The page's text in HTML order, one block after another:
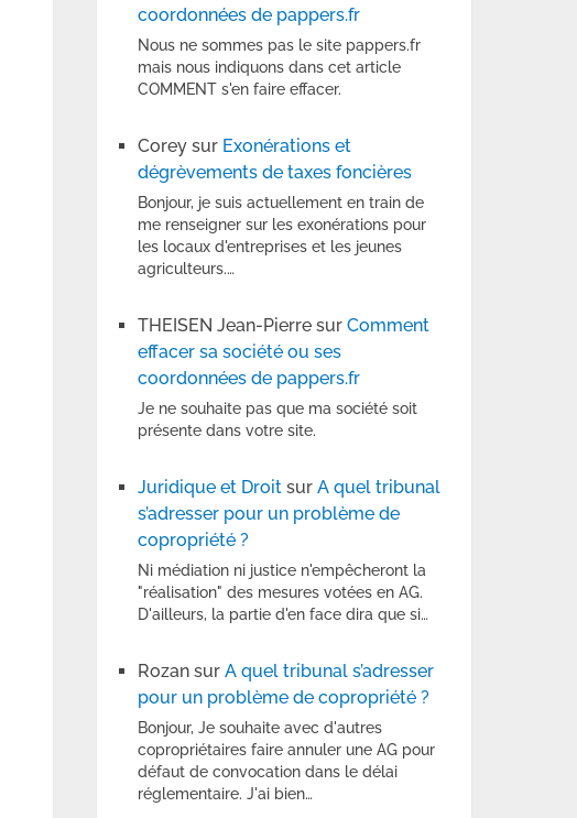
coordonnées de pappers.fr
Nous ne sommes pas le site pappers.fr
mais nous indiquons dans cet article
COMMENT s'en faire effacer.
Corey sur Exonérations et
dégrèvements de taxes foncières
Bonjour, je suis actuellement en train de
me renseigner sur les exonérations pour
les locaux d'entreprises et les jeunes
agriculteurs.…
THEISEN Jean-Pierre surComment
effacer sa société ou ses
coordonnées de pappers.fr
Je ne souhaite pas que ma société soit
présente dans votre site.
Juridique et Droit surA quel tribunal
s’adresser pour un problème de
copropriété ?
Ni médiation ni justice n'empêcheront la
"réalisation" des mesures votées en AG.
D'ailleurs, la partie d'en face dira que si…
Rozan surA quel tribunal s’adresser
pour un problème de copropriété ?
Bonjour, Je souhaite avec d'autres
copropriétaires faire annuler une AG pour
défaut de convocation dans le délai
réglementaire. J'ai bien…